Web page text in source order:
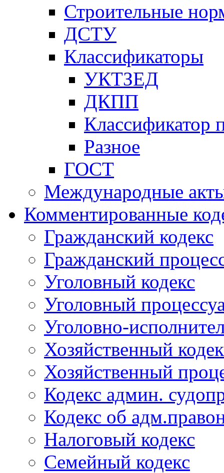
Строительные
ДСТУ
Классификаторы
УКТЗЕД
ДКПП
Классификатор
Разное
ГОСТ
Международные
Комментированные
Гражданский кодекс
Гражданский
Уголовный кодекс
Уголовный
Уголовно-
Хозяйственный
Хозяйственный
Кодекс админ.
Кодекс об
Налоговый кодекс
Семейный кодекс